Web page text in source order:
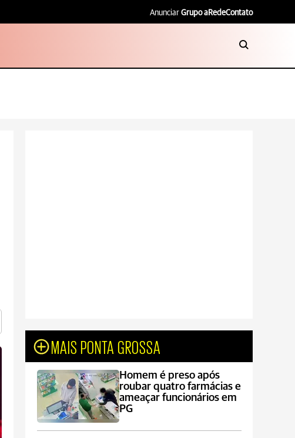
Anunciar Grupo aRedeContato
MAIS PONTA GROSSA
Homem é preso após
roubar quatro farmácias e
ameaçar funcionários em
PG